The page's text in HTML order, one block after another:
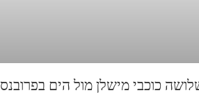
כוכבי מישלן מול הים בפרובנס